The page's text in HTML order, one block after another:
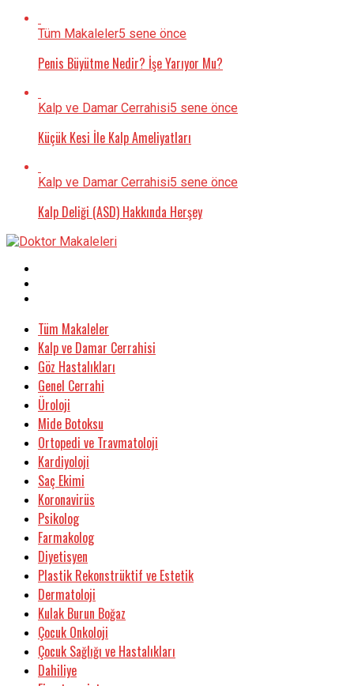
Tüm Makaleler5 sene önce
Penis Büyütme Nedir? İşe Yarıyor Mu?
Kalp ve Damar Cerrahisi5 sene önce
Küçük Kesi İle Kalp Ameliyatları
Kalp ve Damar Cerrahisi5 sene önce
Kalp Deliği (ASD) Hakkında Herşey
Tüm Makaleler
Kalp ve Damar Cerrahisi
Göz Hastalıkları
Genel Cerrahi
Üroloji
Mide Botoksu
Ortopedi ve Travmatoloji
Kardiyoloji
Saç Ekimi
Koronavirüs
Psikolog
Farmakolog
Diyetisyen
Plastik Rekonstrüktif ve Estetik
Dermatoloji
Kulak Burun Boğaz
Çocuk Onkoloji
Çocuk Sağlığı ve Hastalıkları
Dahiliye